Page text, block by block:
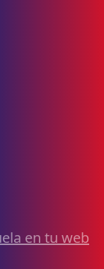
en tu web